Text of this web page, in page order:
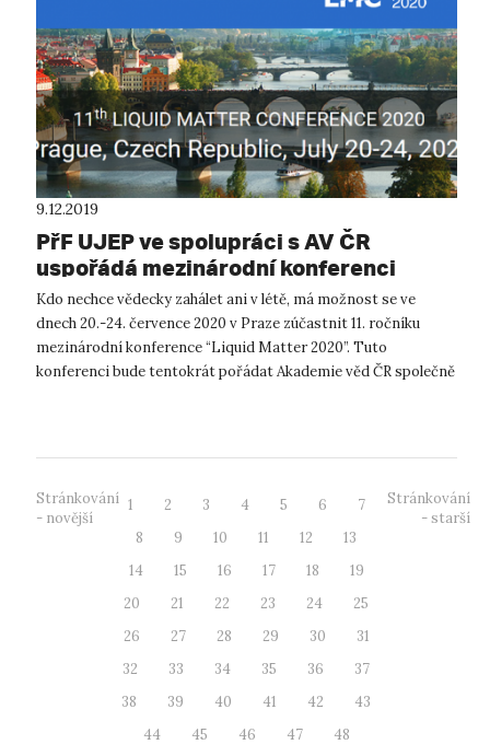
9.12.2019
PřF UJEP ve spolupráci s AV ČR
uspořádá mezinárodní konferenci
Kdo nechce vědecky zahálet ani v létě, má možnost se ve
dnech 20.-24. července 2020 v Praze zúčastnit 11. ročníku
mezinárodní konference “Liquid Matter 2020”. Tuto
konferenci bude tentokrát pořádat Akademie věd ČR společně
Stránkování
- novější
1 2 3 4 5 6
7
8
9 10 11 12
13
14
15 16 17 18
19
20
21 22 23 24
25
26
27 28 29 30
31
32
33 34 35 36
37
38
39 40 41 42
43
44
45 46 47
48
Stránkování
- starší